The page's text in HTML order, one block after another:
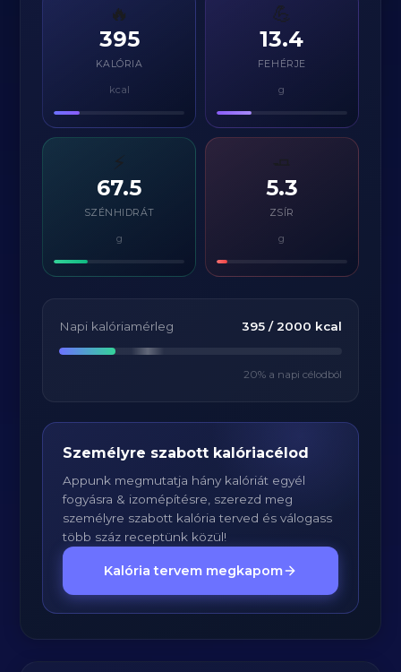
🔥
395
KALÓRIA
kcal
💪
13.4
FEHÉRJE
g
⚡
67.5
SZÉNHIDRÁT
g
5.3
ZSÍR
g
Napi kalóriamérleg 395/ 2000 kcal
20% a napi célodból
Személyre szabott kalóriacélod
Appunk megmutatja hány kalóriát egyél
fogyásra & izomépítésre, szerezd meg
személyre szabott kalória terved és válogass
több száz receptünk közül!
Kalória tervem megkapom